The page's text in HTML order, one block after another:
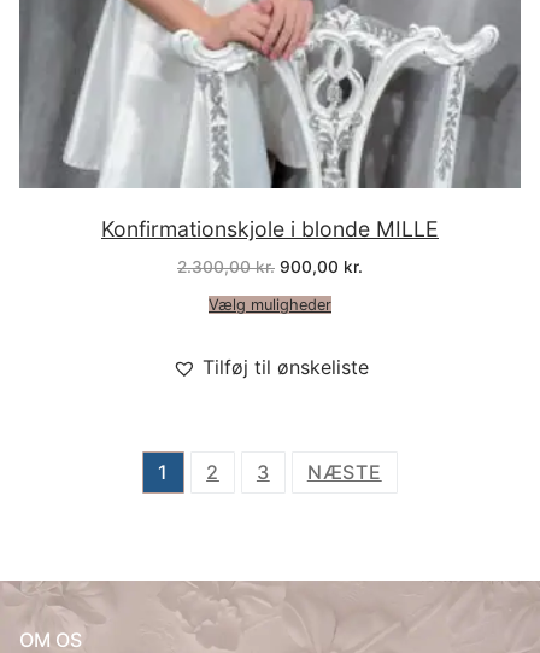
Konfirmationskjole i blonde MILLE
2.300,00kr. Den
oprindelige
pris
var:
900,00 kr.
Vælg muligheder
Tilføj til ønskeliste
Indlægsinddeling
1 2 3 NÆSTE
OM OS